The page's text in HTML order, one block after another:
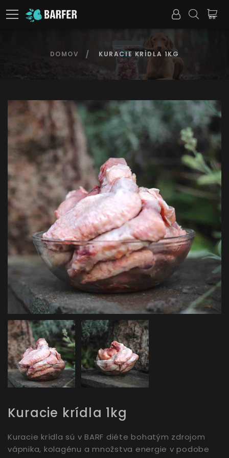
DOMOV KURACIE KRÍDLA 1KG
Kuracie krídla 1kg
Kuracie krídla sú v BARF diéte bohatým zdrojom
vápnika, kolagénu a množstva energie v podobe